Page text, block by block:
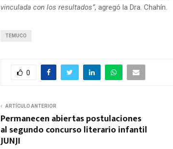
vinculada con los resultados”, agregó la Dra. Chahín.
TEMUCO
0
ARTÍCULO ANTERIOR
Permanecen abiertas postulaciones
al segundo concurso literario infantil
JUNJI